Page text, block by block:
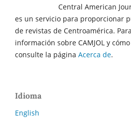
Central American
es un servicio para proporcionar
de revistas de Centroamérica.
información sobre CAMJOL y
consulte la página Acerca de.
Idioma
English